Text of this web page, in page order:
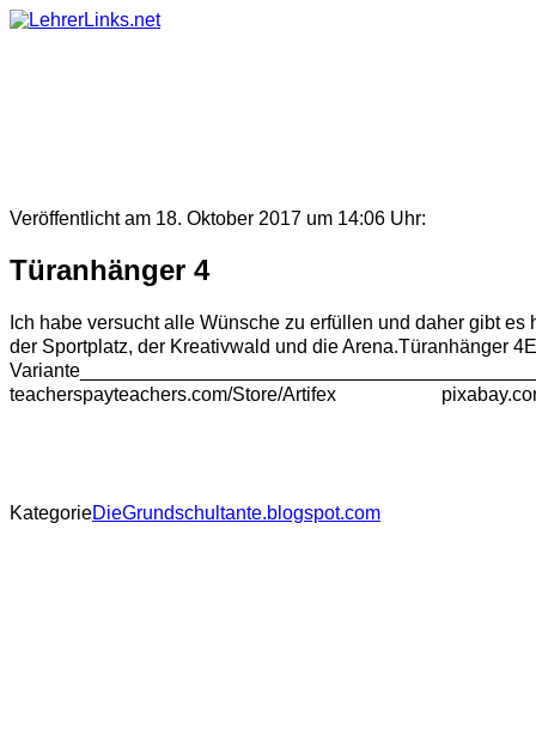
Skip
Veröffentlicht am 18. Oktober 2017 um 14:06 Uhr:
Türanhänger 4
Ich habe versucht alle Wünsche zu erfüllen und daher gibt
der Sportplatz, der Kreativwald und die Arena.Türanhänger
teacherspayteachers.com/Store/Artifex
KategorieDieGrundschultante.blogspot.com